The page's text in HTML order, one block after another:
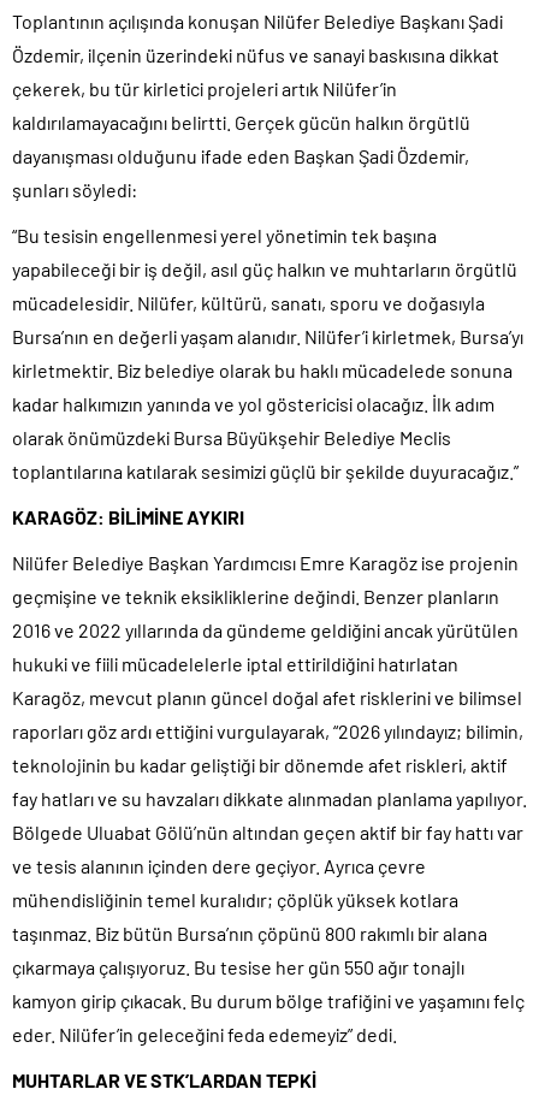
Toplantının açılışında konuşan Nilüfer Belediye Başkanı Şadi
Özdemir, ilçenin üzerindeki nüfus ve sanayi baskısına dikkat
çekerek, bu tür kirletici projeleri artık Nilüfer’in
kaldırılamayacağını belirtti. Gerçek gücün halkın örgütlü
dayanışması olduğunu ifade eden Başkan Şadi Özdemir,
şunları söyledi:
“Bu tesisin engellenmesi yerel yönetimin tek başına
yapabileceği bir iş değil, asıl güç halkın ve muhtarların örgütlü
mücadelesidir. Nilüfer, kültürü, sanatı, sporu ve doğasıyla
Bursa’nın en değerli yaşam alanıdır. Nilüfer’i kirletmek, Bursa’yı
kirletmektir. Biz belediye olarak bu haklı mücadelede sonuna
kadar halkımızın yanında ve yol göstericisi olacağız. İlk adım
olarak önümüzdeki Bursa Büyükşehir Belediye Meclis
toplantılarına katılarak sesimizi güçlü bir şekilde duyuracağız.”
KARAGÖZ: BİLİMİNE AYKIRI
Nilüfer Belediye Başkan Yardımcısı Emre Karagöz ise projenin
geçmişine ve teknik eksikliklerine değindi. Benzer planların
2016 ve 2022 yıllarında da gündeme geldiğini ancak yürütülen
hukuki ve fiili mücadelelerle iptal ettirildiğini hatırlatan
Karagöz, mevcut planın güncel doğal afet risklerini ve bilimsel
raporları göz ardı ettiğini vurgulayarak, “2026 yılındayız; bilimin,
teknolojinin bu kadar geliştiği bir dönemde afet riskleri, aktif
fay hatları ve su havzaları dikkate alınmadan planlama yapılıyor.
Bölgede Uluabat Gölü’nün altından geçen aktif bir fay hattı var
ve tesis alanının içinden dere geçiyor. Ayrıca çevre
mühendisliğinin temel kuralıdır; çöplük yüksek kotlara
taşınmaz. Biz bütün Bursa’nın çöpünü 800 rakımlı bir alana
çıkarmaya çalışıyoruz. Bu tesise her gün 550 ağır tonajlı
kamyon girip çıkacak. Bu durum bölge trafiğini ve yaşamını felç
eder. Nilüfer’in geleceğini feda edemeyiz” dedi.
MUHTARLAR VE STK’LARDAN TEPKİ